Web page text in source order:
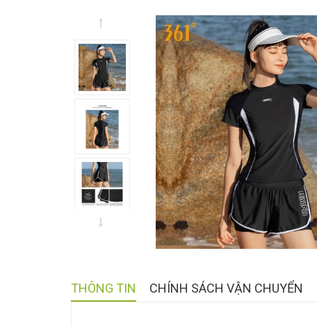
THÔNG TIN CHÍNH SÁCH VẬN CHUYỂN